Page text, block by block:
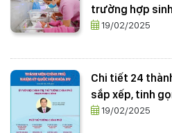
trường hợp
19/02/2025
Chi tiết 24
sắp xếp, tinh
19/02/2025